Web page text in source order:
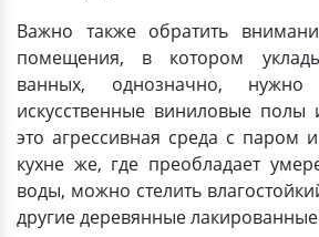
Важно также обратить
помещения, в котором
ванных, однозначно, нужно
искусственные виниловые полы
это агрессивная среда с паром
кухне же, где преобладает
воды, можно стелить
другие деревянные